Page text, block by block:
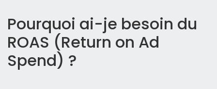
Pourquoi ai-je besoin du
ROAS (Return on Ad
Spend) ?